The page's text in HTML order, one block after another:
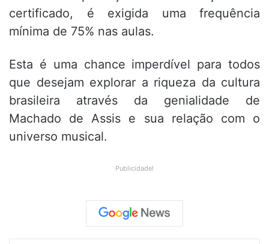
certificado, é exigida uma frequência
mínima de 75% nas aulas.
Esta é uma chance imperdível para todos
que desejam explorar a riqueza da cultura
brasileira através da genialidade de
Machado de Assis e sua relação com o
universo musical.
Publicidade!